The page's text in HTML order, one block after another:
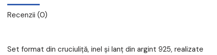
Recenzii (0)
Set format din cruciuliță, inel și lanț din argint 925, realizate